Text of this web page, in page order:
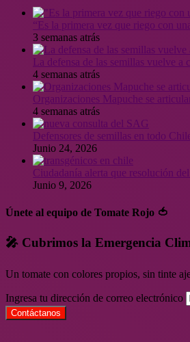
“Es la primera vez que riego con
3 semanas atrás
La defensa de las semillas vuelve
4 semanas atrás
Organizaciones Mapuche se
4 semanas atrás
Defensores de semillas en todo
Junio 24, 2026
Ciudadanía alerta que resolución
Junio 9, 2026
Únete al equipo de Tomate Rojo 🍅
🎤 Cubrimos la Emergencia
Un tomate con colores propios, sin tinte
Ingresa tu dirección de correo electrónico